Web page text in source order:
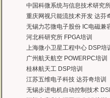
曙海培训DSP2000的老师，上课思路
达到了我们想要的效果，希望继续合作
——中国电子科技集团技术部主任 马工
曙海的FPGA 培训很好地填补了高校
——上海电子，冯老师
曙海给我们公司提供的Dsp6000培训
——公安部第三研究所，项目部负责人李
MTK培训-我在网上找了很久，就是找
——台湾双扬科技，研发处经理，杨先
中国科微系统与信息技术研究
重庆网视只能流技术开发 达芬
无锡力芯微电子股份 IC电磁兼
河北科研究所 FPGA培训
上海微小卫星工程中心 DSP培
广州航天航空 POWERPC培训
桂林航天工 DSP培训
江苏五维电子科技 达芬奇培训
无锡步进电机自动控制技术